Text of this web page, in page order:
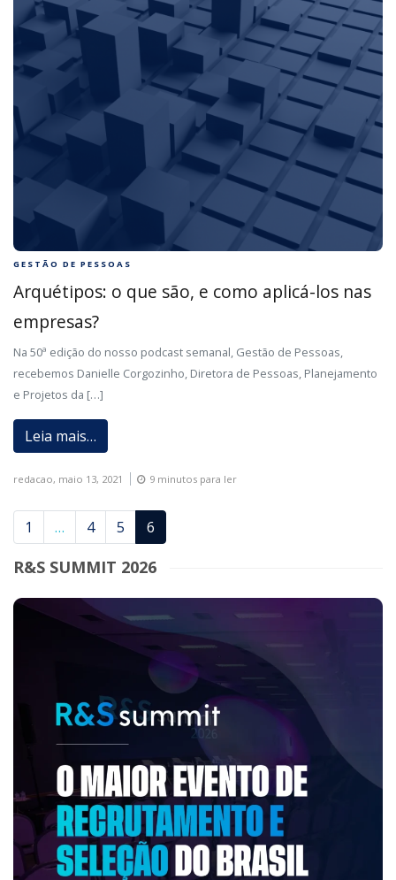
GESTÃO DE PESSOAS
Arquétipos: o que são, e como aplicá-los nas
empresas?
Na 50ª edição do nosso podcast semanal, Gestão de Pessoas,
recebemos Danielle Corgozinho, Diretora de Pessoas, Planejamento
e Projetos da […]
Leia mais…
redacao, maio 13, 2021 9 minutos para ler
1 … 4 5 6
R&S SUMMIT 2026